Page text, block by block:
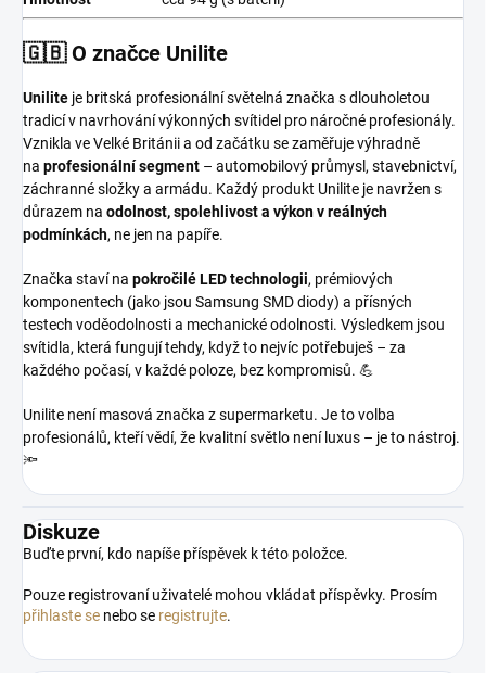
🇬🇧 O značce Unilite
Unilite je britská profesionální světelná značka s dlouholetou
tradicí v navrhování výkonných svítidel pro náročné profesionály.
Vznikla ve Velké Británii a od začátku se zaměřuje výhradně
na profesionální segment – automobilový průmysl, stavebnictví,
záchranné složky a armádu. Každý produkt Unilite je navržen s
důrazem na odolnost, spolehlivost a výkon v reálných
podmínkách, ne jen na papíře.
Značka staví na pokročilé LED technologii, prémiových
komponentech (jako jsou Samsung SMD diody) a přísných
testech voděodolnosti a mechanické odolnosti. Výsledkem jsou
svítidla, která fungují tehdy, když to nejvíc potřebuješ – za
každého počasí, v každé poloze, bez kompromisů. 💪
Unilite není masová značka z supermarketu. Je to volba
profesionálů, kteří vědí, že kvalitní světlo není luxus – je to nástroj.
🔦
Diskuze
Buďte první, kdo napíše příspěvek k této položce.
Pouze registrovaní uživatelé mohou vkládat příspěvky. Prosím
přihlaste se nebo se registrujte.